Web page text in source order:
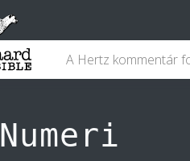
A Hertz kommentár
Numeri